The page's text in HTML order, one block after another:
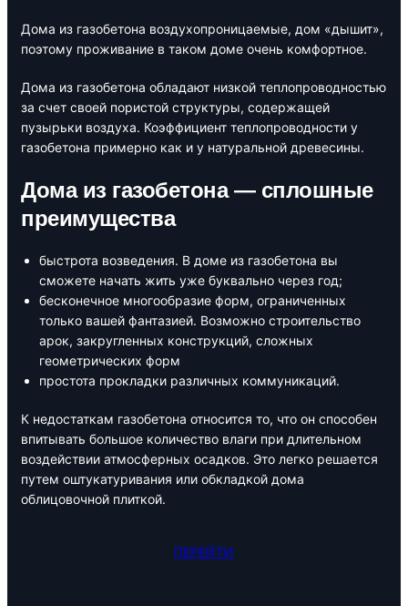
Дома из газобетона воздухопроницаемые, дом «дышит»,
поэтому проживание в таком доме очень комфортное.
Дома из газобетона обладают низкой теплопроводностью
за счет своей пористой структуры, содержащей
пузырьки воздуха. Коэффициент теплопроводности у
газобетона примерно как и у натуральной древесины.
Дома из газобетона — сплошные
преимущества
быстрота возведения. В доме из газобетона вы
сможете начать жить уже буквально через год;
бесконечное многообразие форм, ограниченных
только вашей фантазией. Возможно строительство
арок, закругленных конструкций, сложных
геометрических форм
простота прокладки различных коммуникаций.
К недостаткам газобетона относится то, что он способен
впитывать большое количество влаги при длительном
воздействии атмосферных осадков. Это легко решается
путем оштукатуривания или обкладкой дома
облицовочной плиткой.
ПЕРЕЙТИ